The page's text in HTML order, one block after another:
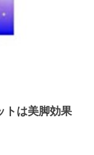
トは美脚効果